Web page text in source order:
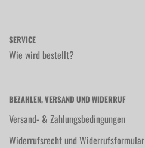
SERVICE
Wie wird bestellt?
BEZAHLEN, VERSAND UND WIDERRUF
Versand- & Zahlungsbedingungen
Widerrufsrecht und Widerrufsformular